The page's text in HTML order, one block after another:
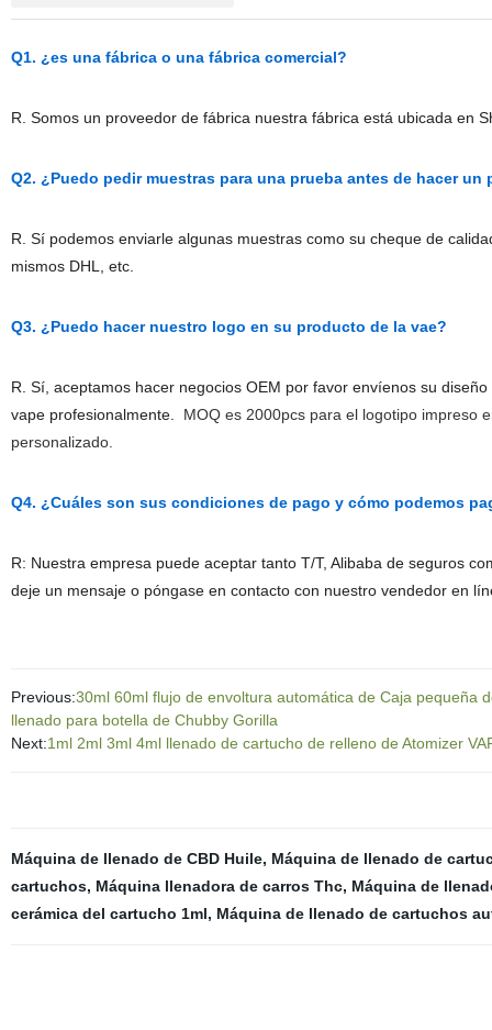
Q1. ¿es una fábrica o una fábrica comercial?
R. Somos un proveedor de fábrica nuestra fábrica está ubicada en
Q2. ¿Puedo pedir muestras para una prueba antes de hacer un
R. Sí podemos enviarle algunas muestras como su cheque de
mismos DHL, etc.
Q3. ¿Puedo hacer nuestro logo en su producto de la vae?
R. Sí, aceptamos hacer negocios OEM por favor envíenos su
vape profesionalmente. MOQ es 2000pcs para el logotipo impreso
personalizado.
Q4. ¿Cuáles son sus condiciones de pago y cómo podemos
R: Nuestra empresa puede aceptar tanto T/T, Alibaba de seguros
deje un mensaje o póngase en contacto con nuestro vendedor en
Previous:30ml 60ml flujo de envoltura automática de Caja pequeña
llenado para botella de Chubby Gorilla
Next:1ml 2ml 3ml 4ml llenado de cartucho de relleno de Atomizer
Máquina de llenado de CBD Huile, Máquina de llenado de
cartuchos, Máquina llenadora de carros Thc, Máquina de
cerámica del cartucho 1ml, Máquina de llenado de cartuchos